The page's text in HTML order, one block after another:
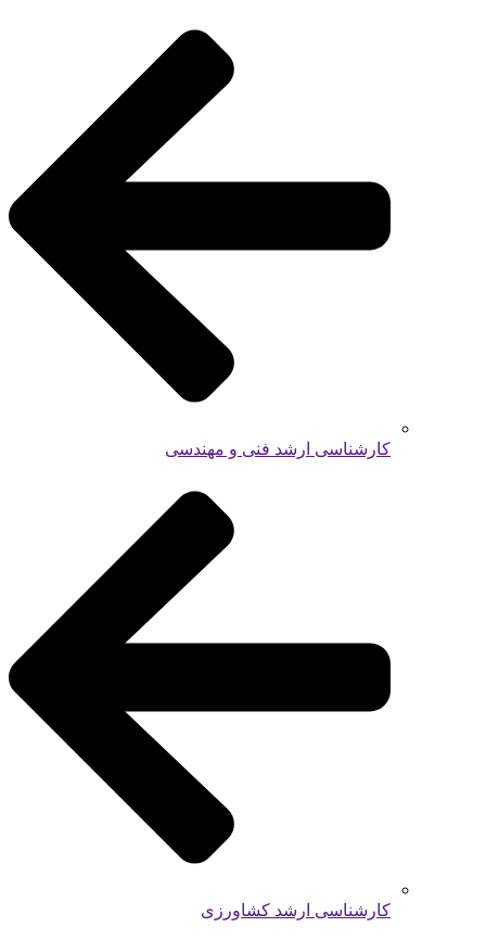
کارشناسی ارشد فنی و مهندسی
کارشناسی ارشد کشاورزی